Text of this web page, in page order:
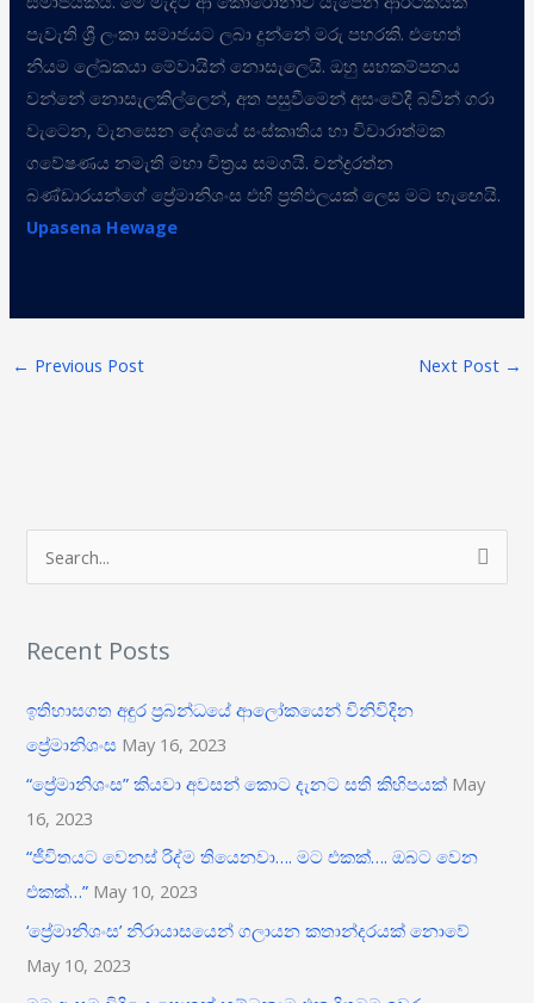
පැවැති ශ් රී ලංකා සමාජයට ලබා දුන්නේ මරු පහරකි. එහෙත්
නියම ලේඛකයා මේවායින් නොසැලෙයි. ඔහු සහකම්පනය
වන්නේ නොසැලකිල්ලෙන්, අත පසුවීමෙන් අසංවේදී බවින් ගරා
වැටෙන, වැනසෙන දේශයේ සංස්කෘතිය හා විචාරාත්මක
ගවේෂණය නමැති මහා චිත්රය සමගයි. චන්ද්රරත්න
බණ්ඩාරයන්ගේ ප්රේමානිශංස එහි ප්රතිඵලයක් ලෙස මට හැඟෙයි.
Upasena Hewage
← Previous Post Next Post →
rRecent Posts
ඉතිහාසගත අඳුර ප‍්‍රබන්ධයේ ආලෝකයෙන් විනිවිදින
ප්‍රේමානිශංස May 16, 2023
“ප්‍රේමානිශංස” කියවා අවසන් කොට දැනට සති කිහිපයක් May
16, 2023
“ජීවිතයට වෙනස් රිද්ම තියෙනවා…. මට එකක්…. ඔබට වෙන
එකක්…” May 10, 2023
‘ප්‍රේමානිශංස’ නිරායාසයෙන් ගලායන කතාන්දරයක් නොවේ
May 10, 2023